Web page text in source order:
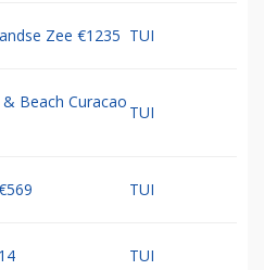
Zee €1235 TUI
Beach Curacao
TUI
TUI
TUI